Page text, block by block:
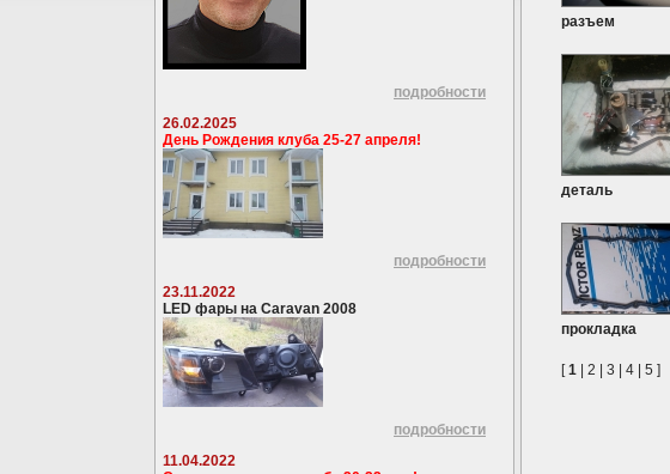
подробности
26.02.2025
День Рождения клуба 25-27 апреля!
подробности
23.11.2022
LED фары на Caravan 2008
подробности
11.04.2022
разъем
деталь
прокладка
[1 2 3 4 5 ]